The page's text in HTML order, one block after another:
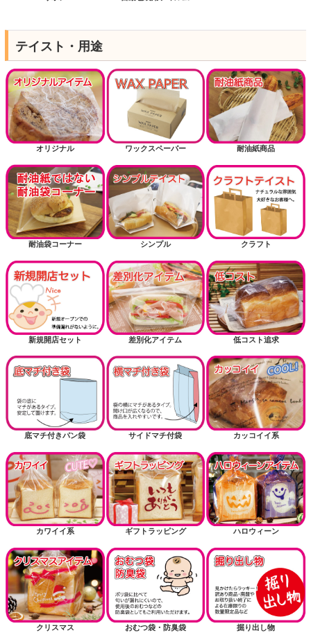
テイスト・用途
オリジナル ワックスペーパー 耐油紙商品
耐油袋コーナー シンプル クラフト
新規開店セット 差別化アイテム 低コスト追求
底マチ付きパン袋 サイドマチ付袋 カッコイイ系
カワイイ系 ギフトラッピング ハロウィーン
クリスマス おむつ袋・防臭袋 掘り出し物